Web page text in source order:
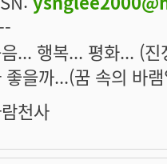
... 행복... 평화... (
좋을까...(꿈 속의 바
천사